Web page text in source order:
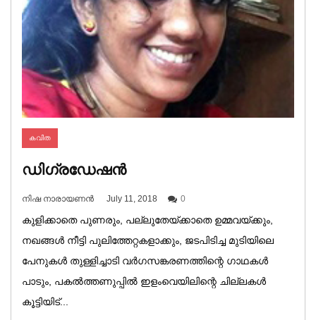
കവിത
ഡിഗ്രഡേഷൻ
നിഷ നാരായണൻ July 11, 2018 0
കുളിക്കാതെ പുണരും, പല്ലുതേയ്ക്കാതെ ഉമ്മവയ്ക്കും,
നഖങ്ങൾ നീട്ടി പുലിത്തേറ്റകളാക്കും, ജടപിടിച്ച മുടിയിലെ
പേനുകൾ തുള്ളിച്ചാടി വർഗസങ്കരണത്തിന്റെ ഗാഥകൾ
പാടും, പകൽത്തണുപ്പിൽ ഇളംവെയിലിന്റെ ചില്ലകൾ
കൂട്ടിയിട്...